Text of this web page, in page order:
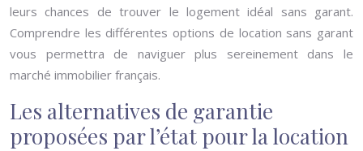
leurs chances de trouver le logement idéal sans garant.
Comprendre les différentes options de location sans garant
vous permettra de naviguer plus sereinement dans le
marché immobilier français.
Les alternatives de garantie
proposées par l’état pour la location